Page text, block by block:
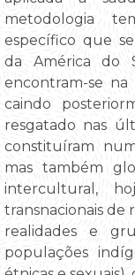
metodologia
específico que
da América do
encontram-se
caindo
resgatado nas
constituíram
mas também
intercultural,
transnacionais de
realidades e
populações